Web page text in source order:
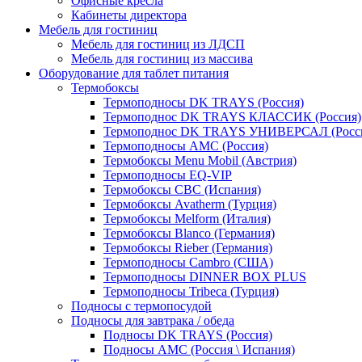
Кабинеты директора
Мебель для гостиниц
Мебель для гостиниц из ЛДСП
Мебель для гостиниц из массива
Оборудование для таблет питания
Термобоксы
Термоподносы DK TRAYS (Россия)
Термоподнос DK TRAYS КЛАССИК (Россия)
Термоподнос DK TRAYS УНИВЕРСАЛ
Термоподносы AMC (Россия)
Термобоксы Menu Mobil (Австрия)
Термоподносы EQ-VIP
Термобоксы CBC (Испания)
Термобоксы Avatherm (Турция)
Термобоксы Melform (Италия)
Термобоксы Blanco (Германия)
Термобоксы Rieber (Германия)
Термоподносы Cambro (США)
Термоподносы DINNER BOX PLUS
Термоподносы Tribeca (Турция)
Подносы с термопосудой
Подносы для завтрака / обеда
Подносы DK TRAYS (Россия)
Подносы AMC (Россия \ Испания)